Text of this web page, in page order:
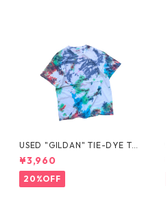
USED "GILDAN" TIE-DYE TE
E
¥3,960
20%OFF